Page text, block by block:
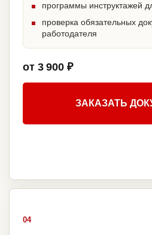
программы инструктажей
проверка обязательных
работодателя
от 3 900 ₽
ЗАКАЗАТЬ
04